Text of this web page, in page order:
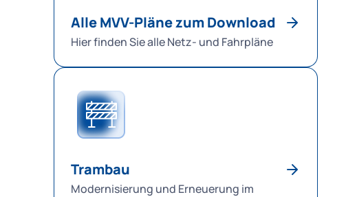
Alle MVV-Pläne zum Download
Hier finden Sie alle Netz- und Fahrpläne
Trambau
Modernisierung und Erneuerung im